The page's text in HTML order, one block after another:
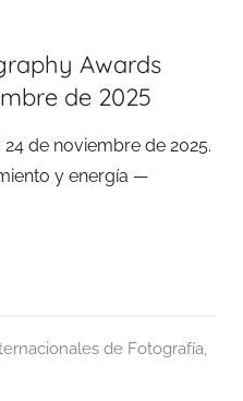
Awards
de 2025
de noviembre de 2025.
y energía —
de Fotografía